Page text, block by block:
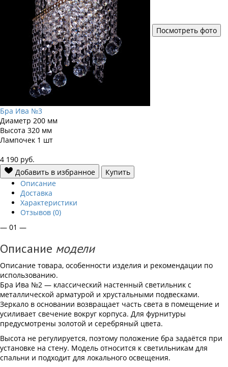
Посмотреть фото
Бра Ива №3
Диаметр 200 мм
Высота 320 мм
Лампочек 1 шт
4 190 руб.
Добавить в избранное
Купить
Описание
Доставка
Характеристики
Отзывов (0)
— 01 —
Описание модели
Описание товара, особенности изделия и рекомендации по
использованию.
Бра Ива №2 — классический настенный светильник с
металлической арматурой и хрустальными подвесками.
Зеркало в основании возвращает часть света в помещение и
усиливает свечение вокруг корпуса. Для фурнитуры
предусмотрены золотой и серебряный цвета.
Высота не регулируется, поэтому положение бра задаётся при
установке на стену. Модель относится к светильникам для
спальни и подходит для локального освещения.